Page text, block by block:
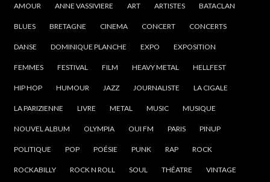
AMOUR ANNE VASSIVIERE ART ARTISTES BATACLAN
BLUES BRETAGNE CINEMA CONCERT CONCERTS
DANSE DOMINIQUE PLANCHE EXPO EXPOSITION
FEMMES FESTIVAL FILM HEAVY METAL HELLFEST
HIP HOP HUMOUR JAZZ JOURNALISTE LA CIGALE
LA PARIZIENNE LIVRE METAL MUSIC MUSIQUE
NOUVEL ALBUM OLYMPIA OUI FM PARIS PINUP
POLITIQUE POP POÉSIE PUNK RAP ROCK
ROCKABILLY ROCK N ROLL SOUL THÉATRE VINTAGE